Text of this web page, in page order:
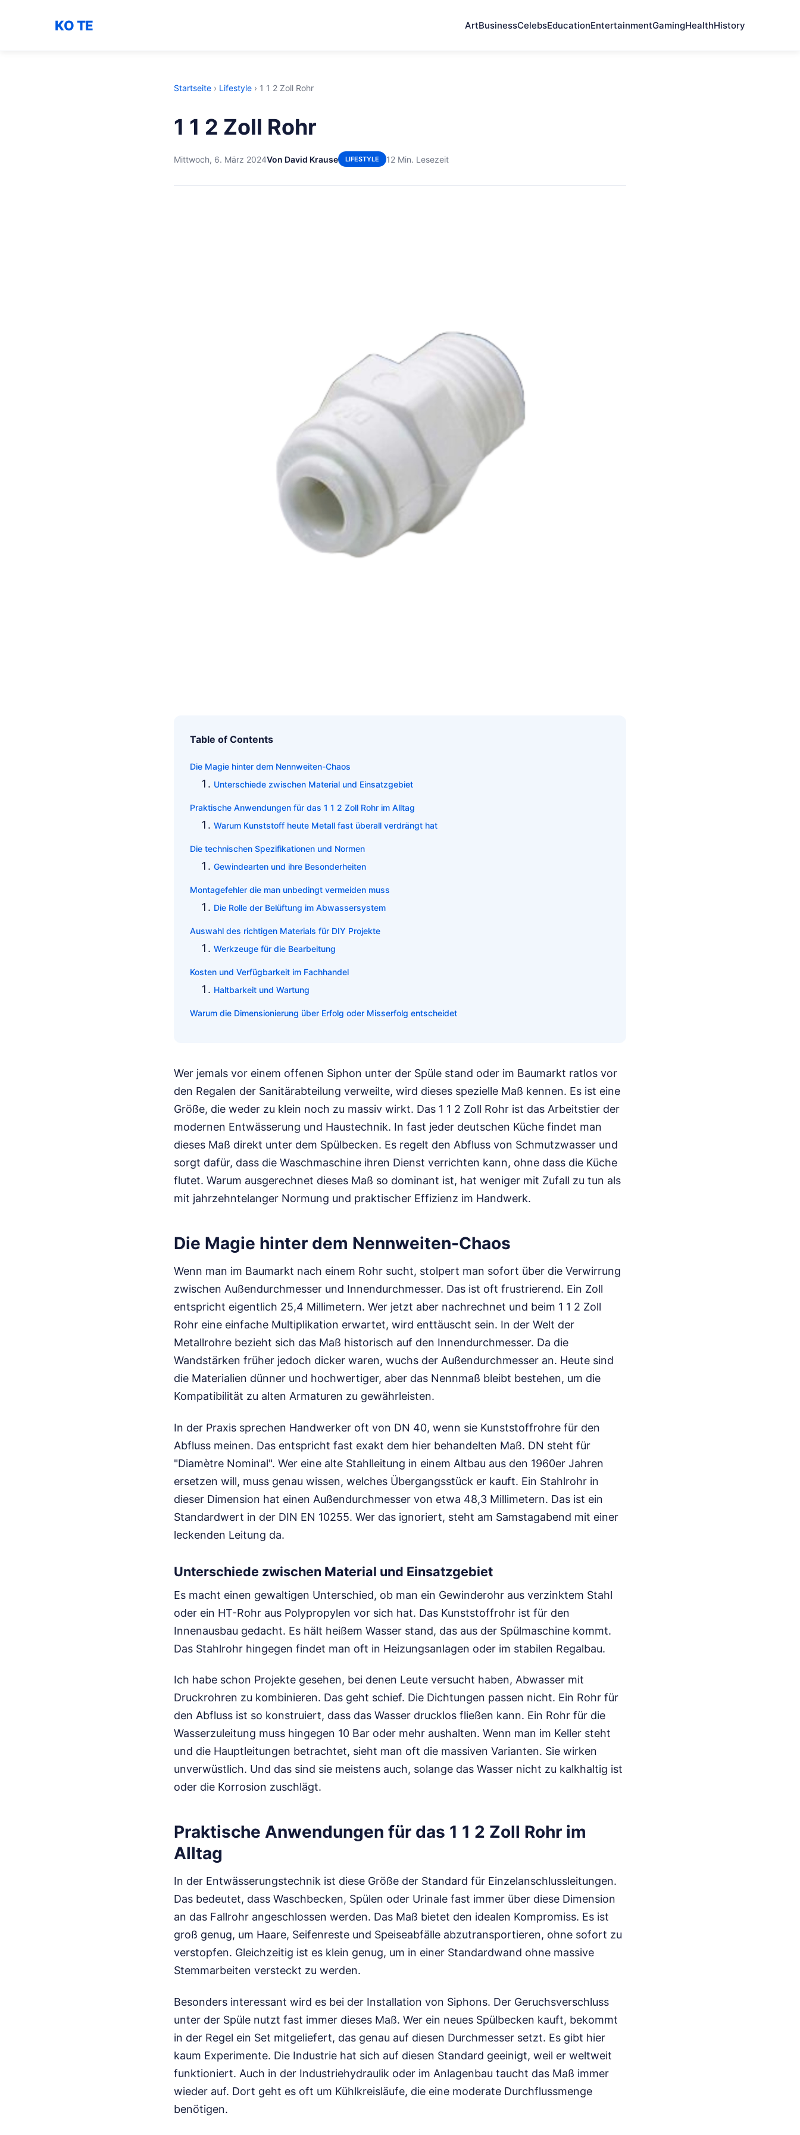
KO TE ArtBusinessCelebsEducationEntertainmentGamingHealthHistory
Startseite › Lifestyle › 1 1 2 Zoll Rohr
1 1 2 Zoll Rohr
Mittwoch, 6. März 2024Von David Krause LIFESTYLE 12 Min. Lesezeit
Table of Contents
Die Magie hinter dem Nennweiten-Chaos
Unterschiede zwischen Material und Einsatzgebiet
Praktische Anwendungen für das 1 1 2 Zoll Rohr im Alltag
Warum Kunststoff heute Metall fast überall verdrängt hat
Die technischen Spezifikationen und Normen
Gewindearten und ihre Besonderheiten
Montagefehler die man unbedingt vermeiden muss
Die Rolle der Belüftung im Abwassersystem
Auswahl des richtigen Materials für DIY Projekte
Werkzeuge für die Bearbeitung
Kosten und Verfügbarkeit im Fachhandel
Haltbarkeit und Wartung
Warum die Dimensionierung über Erfolg oder Misserfolg entscheidet
Wer jemals vor einem offenen Siphon unter der Spüle stand oder im Baumarkt ratlos vor
den Regalen der Sanitärabteilung verweilte, wird dieses spezielle Maß kennen. Es ist eine
Größe, die weder zu klein noch zu massiv wirkt. Das 1 1 2 Zoll Rohr ist das Arbeitstier der
modernen Entwässerung und Haustechnik. In fast jeder deutschen Küche findet man
dieses Maß direkt unter dem Spülbecken. Es regelt den Abfluss von Schmutzwasser und
sorgt dafür, dass die Waschmaschine ihren Dienst verrichten kann, ohne dass die Küche
flutet. Warum ausgerechnet dieses Maß so dominant ist, hat weniger mit Zufall zu tun als
mit jahrzehntelanger Normung und praktischer Effizienz im Handwerk.
Die Magie hinter dem Nennweiten-Chaos
Wenn man im Baumarkt nach einem Rohr sucht, stolpert man sofort über die Verwirrung
zwischen Außendurchmesser und Innendurchmesser. Das ist oft frustrierend. Ein Zoll
entspricht eigentlich 25,4 Millimetern. Wer jetzt aber nachrechnet und beim 1 1 2 Zoll
Rohr eine einfache Multiplikation erwartet, wird enttäuscht sein. In der Welt der
Metallrohre bezieht sich das Maß historisch auf den Innendurchmesser. Da die
Wandstärken früher jedoch dicker waren, wuchs der Außendurchmesser an. Heute sind
die Materialien dünner und hochwertiger, aber das Nennmaß bleibt bestehen, um die
Kompatibilität zu alten Armaturen zu gewährleisten.
In der Praxis sprechen Handwerker oft von DN 40, wenn sie Kunststoffrohre für den
Abfluss meinen. Das entspricht fast exakt dem hier behandelten Maß. DN steht für
"Diamètre Nominal". Wer eine alte Stahlleitung in einem Altbau aus den 1960er Jahren
ersetzen will, muss genau wissen, welches Übergangsstück er kauft. Ein Stahlrohr in
dieser Dimension hat einen Außendurchmesser von etwa 48,3 Millimetern. Das ist ein
Standardwert in der DIN EN 10255. Wer das ignoriert, steht am Samstagabend mit einer
leckenden Leitung da.
Unterschiede zwischen Material und Einsatzgebiet
Es macht einen gewaltigen Unterschied, ob man ein Gewinderohr aus verzinktem Stahl
oder ein HT-Rohr aus Polypropylen vor sich hat. Das Kunststoffrohr ist für den
Innenausbau gedacht. Es hält heißem Wasser stand, das aus der Spülmaschine kommt.
Das Stahlrohr hingegen findet man oft in Heizungsanlagen oder im stabilen Regalbau.
Ich habe schon Projekte gesehen, bei denen Leute versucht haben, Abwasser mit
Druckrohren zu kombinieren. Das geht schief. Die Dichtungen passen nicht. Ein Rohr für
den Abfluss ist so konstruiert, dass das Wasser drucklos fließen kann. Ein Rohr für die
Wasserzuleitung muss hingegen 10 Bar oder mehr aushalten. Wenn man im Keller steht
und die Hauptleitungen betrachtet, sieht man oft die massiven Varianten. Sie wirken
unverwüstlich. Und das sind sie meistens auch, solange das Wasser nicht zu kalkhaltig ist
oder die Korrosion zuschlägt.
Praktische Anwendungen für das 1 1 2 Zoll Rohr im
Alltag
In der Entwässerungstechnik ist diese Größe der Standard für Einzelanschlussleitungen.
Das bedeutet, dass Waschbecken, Spülen oder Urinale fast immer über diese Dimension
an das Fallrohr angeschlossen werden. Das Maß bietet den idealen Kompromiss. Es ist
groß genug, um Haare, Seifenreste und Speiseabfälle abzutransportieren, ohne sofort zu
verstopfen. Gleichzeitig ist es klein genug, um in einer Standardwand ohne massive
Stemmarbeiten versteckt zu werden.
Besonders interessant wird es bei der Installation von Siphons. Der Geruchsverschluss
unter der Spüle nutzt fast immer dieses Maß. Wer ein neues Spülbecken kauft, bekommt
in der Regel ein Set mitgeliefert, das genau auf diesen Durchmesser setzt. Es gibt hier
kaum Experimente. Die Industrie hat sich auf diesen Standard geeinigt, weil er weltweit
funktioniert. Auch in der Industriehydraulik oder im Anlagenbau taucht das Maß immer
wieder auf. Dort geht es oft um Kühlkreisläufe, die eine moderate Durchflussmenge
benötigen.